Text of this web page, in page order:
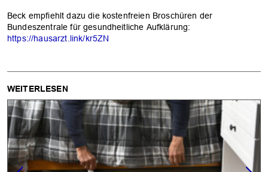
Beck empfiehlt dazu die kostenfreien Broschüren der
Bundeszentrale für gesundheitliche Aufklärung:
https://hausarzt.link/kr5ZN
WEITERLESEN